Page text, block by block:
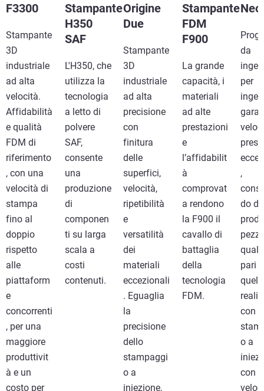
F3300
Stampante
3D
industriale
ad alta
velocità.
Affidabilità
e qualità
FDM di
riferimento
, con una
velocità di
stampa
fino al
doppio
rispetto
alle
piattaform
e
concorrenti
, per una
maggiore
produttivit
à e un
costo per
Stampante
H350
SAF
L'H350, che
utilizza la
tecnologia
a letto di
polvere
SAF,
consente
una
produzione
di
componen
ti su larga
scala a
costi
contenuti.
Origine
Due
Stampante
3D
industriale
ad alta
precisione
con
finitura
delle
superfici,
velocità,
ripetibilità
e
versatilità
dei
materiali
eccezionali
. Eguaglia
la
precisione
dello
stampaggi
o a
iniezione,
Stampante
FDM
F900
La grande
capacità, i
materiali
ad alte
prestazioni
e
l’affidabilit
à
comprovat
a rendono
la F900 il
cavallo di
battaglia
della
tecnologia
FDM.
da
per
,
do di
pari a
quelli
con
o a
con